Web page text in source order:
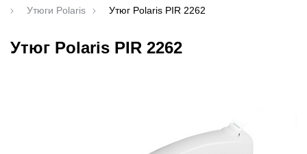
Утюги Polaris
Утюг Polaris PIR 2262
Утюг Polaris PIR 2262